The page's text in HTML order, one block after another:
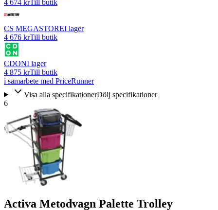
4 674 krTill butik
CS MEGASTOREI lager
4 676 krTill butik
CDONI lager
4 875 krTill butik
i samarbete med PriceRunner
Visa alla specifikationerDölj specifikationer
6
Activa Metodvagn Palette Trolley